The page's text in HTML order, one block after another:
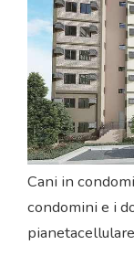
Cani in
condomini e i